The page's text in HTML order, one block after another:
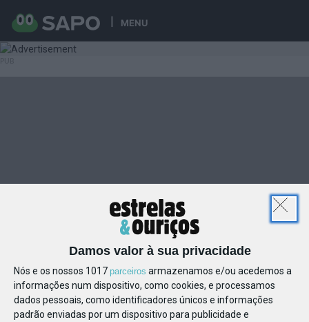
Damos valor à sua privacidade
Nós e os nossos 1017 parceiros armazenamos e/ou acedemos a
informações num dispositivo, como cookies, e processamos
dados pessoais, como identificadores únicos e informações
padrão enviadas por um dispositivo para publicidade e
MENU